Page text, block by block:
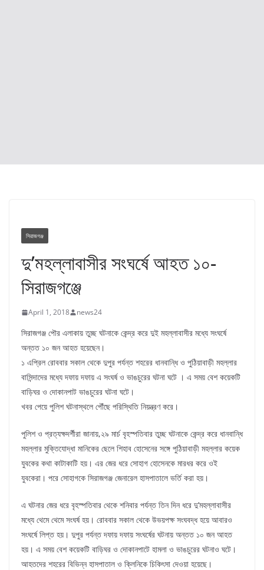
সিরাজগঞ্জ
দু’মহল্লাবাসীর সংঘর্ষে আহত ১০-
সিরাজগঞ্জে
April 1, 2018 news24
সিরাজগঞ্জ পৌর এলাকায় তুচ্ছ ঘটনাকে কেন্দ্র করে দুই মহল্লাবাসীর মধ্যে সংঘর্ষে
অন্তত ১০ জন আহত হয়েছেন।
১ এপ্রিল রোববার সকাল থেকে দুপুর পর্যন্ত শহরের ধানবান্ধি ও পুঠিয়াবাড়ী মহল্লার
বাসিন্দাদের মধ্যে দফায় দফায় এ সংঘর্ষ ও ভাঙচুরের ঘটনা ঘটে । এ সময় বেশ কয়েকটি
বাড়িঘর ও দোকানপাট ভাঙচুরের ঘটনা ঘটে।
খবর পেয়ে পুলিশ ঘটনাস্থলে পৌঁছে পরিস্থিতি নিয়ন্ত্রণ করে।
পুলিশ ও প্রত্যক্ষদর্শীরা জানায়,২৯ মার্চ বৃহস্পতিবার তুচ্ছ ঘটনাকে কেন্দ্র করে ধানবান্ধি
মহল্লার মুক্তিযোদ্ধা মানিকের ছেলে শিহাব হোসেনের সঙ্গে পুঠিয়াবাড়ী মহল্লার কয়েক
যুবকের কথা কাটাকাটি হয়। এর জের ধরে সোহাগ হোসেনকে মারধর করে ওই
যুবকেরা। পরে সোহাগকে সিরাজগঞ্জ জেনারেল হাসপাতালে ভর্তি করা হয়।
এ ঘটনার জের ধরে বৃহস্পতিবার থেকে শনিবার পর্যন্ত তিন দিন ধরে দু’মহল্লাবাসীর
মধ্যে থেমে থেমে সংঘর্ষ হয়। রোববার সকাল থেকে উভয়পক্ষ সংঘবদ্ধ হয়ে আবারও
সংঘর্ষে লিপ্ত হয়। দুপুর পর্যন্ত দফায় দফায় সংঘর্ষের ঘটনায় অন্তত ১০ জন আহত
হয়। এ সময় বেশ কয়েকটি বাড়িঘর ও দোকানপাটে হামলা ও ভাঙচুরের ঘটনাও ঘটে।
আহতদের শহরের বিভিন্ন হাসপাতাল ও ক্লিনিকে চিকিৎসা দেওয়া হয়েছে।